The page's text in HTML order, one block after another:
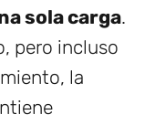
sola carga.
pero incluso
la